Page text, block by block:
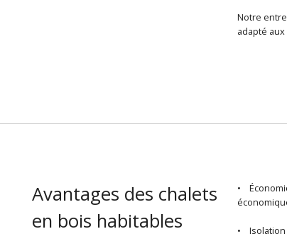
Notre
adapté
Avantages des chalets
en bois habitables
•
• Isolation